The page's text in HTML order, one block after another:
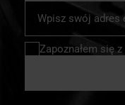
nasz
newsletter:
Zapoznałem się z